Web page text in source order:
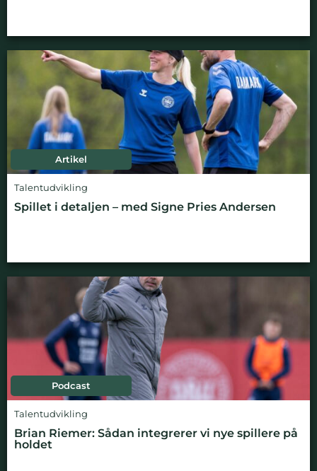
Artikel
Talentudvikling
Spillet i detaljen – med Signe Pries Andersen
Podcast
Talentudvikling
Brian Riemer: Sådan integrerer vi nye spillere på
holdet